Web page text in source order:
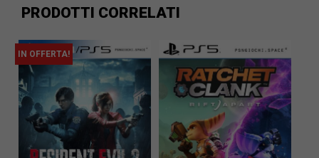
PRODOTTI CORRELATI
IN OFFERTA!